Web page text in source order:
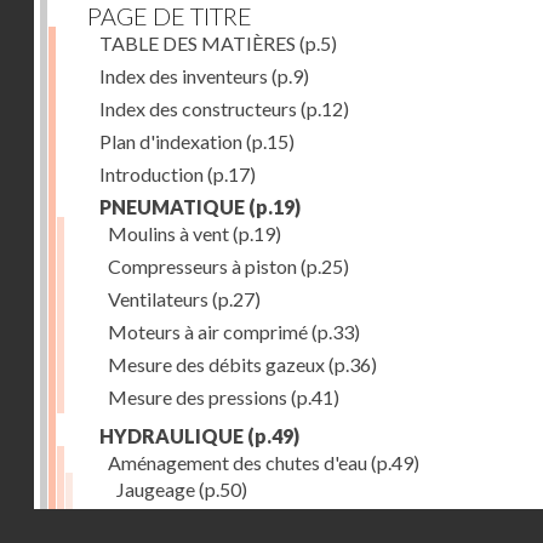
PAGE DE TITRE
TABLE DES MATIÈRES (p.5)
Index des inventeurs (p.9)
Index des constructeurs (p.12)
Plan d'indexation(p.15)
Introduction(p.17)
PNEUMATIQUE (p.19)
Moulins à vent(p.19)
Compresseurs à piston(p.25)
Ventilateurs (p.27)
Moteurs à air comprimé(p.33)
Mesure des débits gazeux(p.36)
Mesure des pressions (p.41)
HYDRAULIQUE (p.49)
Aménagement des chutes d'eau(p.49)
Jaugeage(p.50)